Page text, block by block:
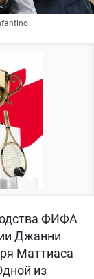
ФИФА
Джанни
Маттиаса
из